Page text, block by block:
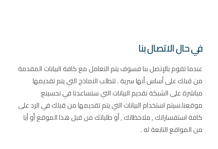
في حال الاتصال بنا
عندما تقوم بالإتصل بنا فسوف يتم التعامل مع كافة البيانات المقدمة
من قبلك على أساس أنها سرية . تتطلب النماذج التي يتم تقديمها
مباشرة على الشبكة تقديم البيانات التي ستساعدنا في تحسينع
موقعنا.سيتم استخدام البيانات التي يتم تقديمها من قبلك في الرد على
كافة استفساراتك , ملاحظاتك , أو طلباتك من قبل هذا الموقع أو أيا
من المواقع التابعة له .